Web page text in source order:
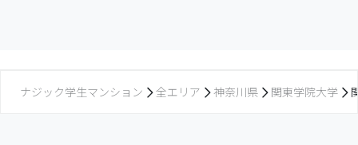
ナジック学生マンション 全エリア 神奈川県 関東学院大学